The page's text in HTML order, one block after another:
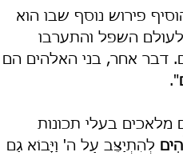
פירוש נוסף שבו הוא
השפל והתערבו
דבר אחר, בני האלהים הם
".
מלאכים בעלי תכונות
לְהִתְיַצֵּב עַל ה' וַיָּבוֹא גַם